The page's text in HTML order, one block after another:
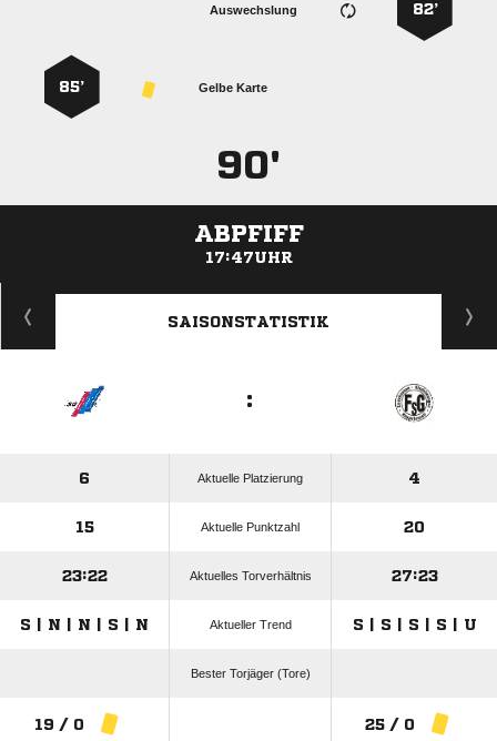
82’
Auswechslung
Gelbe Karte
85’
90'
ABPFIFF
17:47UHR
ANZEIGE
SAISONSTATISTIK
:
6 Aktuelle Platzierung 4
15 Aktuelle Punktzahl 20
23:22 Aktuelles Torverhältnis 27:23
S | N | N | S | N Aktueller Trend S | S | S | S | U
Bester Torjäger (Tore)
19 / 0 25 / 0